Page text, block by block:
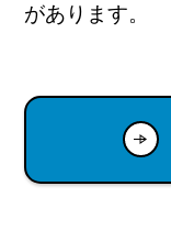
があります。